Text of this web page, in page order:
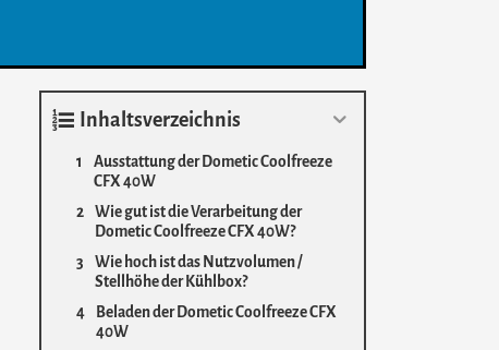
Inhaltsverzeichnis
Ausstattung der Dometic Coolfreeze
CFX 40W
Wie gut ist die Verarbeitung der
Dometic Coolfreeze CFX 40W?
Wie hoch ist das Nutzvolumen /
Stellhöhe der Kühlbox?
Beladen der Dometic Coolfreeze CFX
40W